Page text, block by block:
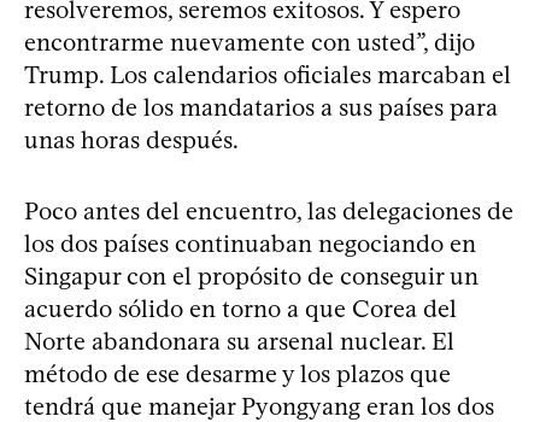
resolveremos, seremos exitosos. Y espero
encontrarme nuevamente con usted”, dijo
Trump. Los calendarios oficiales marcaban el
retorno de los mandatarios a sus países para
unas horas después.
Poco antes del encuentro, las delegaciones de
los dos países continuaban negociando en
Singapur con el propósito de conseguir un
acuerdo sólido en torno a que Corea del
Norte abandonara su arsenal nuclear. El
método de ese desarme y los plazos que
tendrá que manejar Pyongyang eran los dos